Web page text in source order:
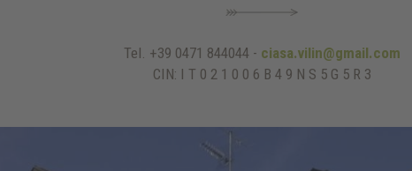
Tel. +39 0471 844044 - ciasa.vilin@gmail.com
CIN: I T 0 2 1 0 0 6 B 4 9 N S 5 G 5 R 3